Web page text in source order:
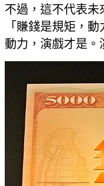
不過，這不代表未
「賺錢是規矩，
動力，演戲才是。